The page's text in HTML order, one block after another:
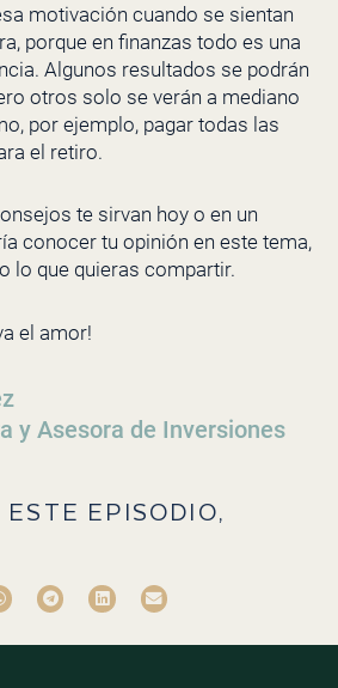
motivación cuando se sientan
porque en finanzas todo es una
Algunos resultados se podrán
otros solo se verán a mediano
por ejemplo, pagar todas las
el retiro.
te sirvan hoy o en un
conocer tu opinión en este tema,
lo que quieras compartir.
el amor!
y Asesora de Inversiones
EPISODIO,